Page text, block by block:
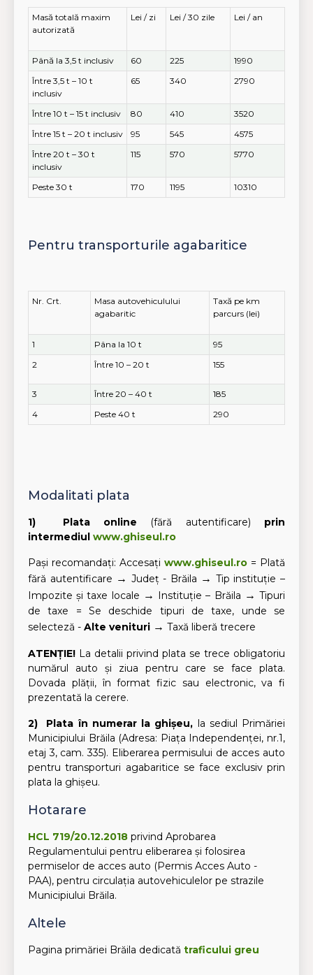
Masă totală maxim
autorizată
Lei / zi Lei / 30 zile Lei / an
Până la 3,5 t inclusiv 60 225
1990
Între 3,5 t – 10 t
inclusiv
65 340 2790
Între 10 t – 15 t inclusiv 80 410
3520
Între 15 t – 20 t inclusiv
95 545
4575
Între 20 t – 30 t
inclusiv
115 570 5770
Peste 30 t 170 1195 10310
Pentru transporturile agabaritice
Nr. Crt.
Masa autovehiculului
agabaritic
Taxă pe km
parcurs (lei)
1 Pâna la 10 t
95
2
Între 10 – 20 t 155
3 Între 20 – 40 t
185
4
Peste 40 t 290
Modalitati plata
1) Plata online (fără autentificare) prin
intermediul www.ghiseul.ro
Pași recomandați: Accesați www.ghiseul.ro = Plată
fără autentificare → Județ - Brăila → Tip instituție –
Impozite și taxe locale → Instituție – Brăila → Tipuri
de taxe = Se deschide tipuri de taxe, unde se
selecteză - Alte venituri → Taxă liberă trecere
ATENȚIE! La detalii privind plata se trece obligatoriu
numărul auto și ziua pentru care se face plata.
Dovada plății, în format fizic sau electronic, va fi
prezentată la cerere.
2) Plata în numerar la ghișeu, la sediul Primăriei
Municipiului Brăila (Adresa: Piața Independenței, nr.1,
etaj 3, cam. 335). Eliberarea permisului de acces auto
pentru transporturi agabaritice se face exclusiv prin
plata la ghișeu.
Hotarare
HCL 719/20.12.2018 privind Aprobarea
Regulamentului pentru eliberarea și folosirea
permiselor de acces auto (Permis Acces Auto -
PAA), pentru circulația autovehiculelor pe strazile
Municipiului Brăila.
Altele
Pagina primăriei Brăila dedicată traficului greu